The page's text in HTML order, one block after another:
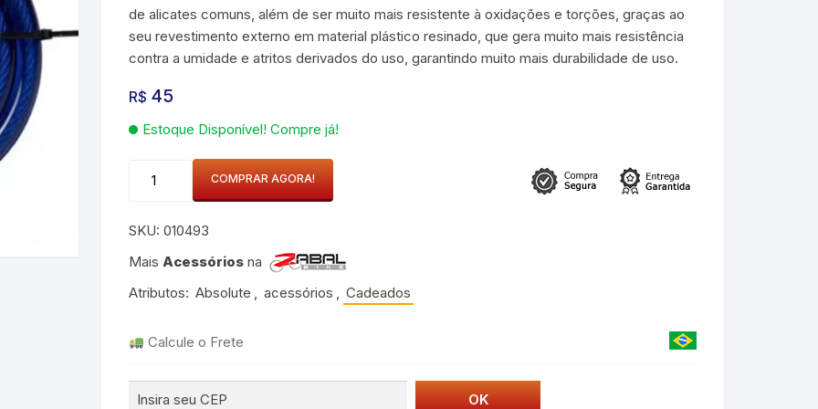
Bicicletas Aro 24 para
Meninas
Bicicletas Aro 20 para
Meninos
17″ ou 18″
19″ ou 20″
21″ ou 22″
50 a 53cm
53 a 56cm
56 a 59cm
26
27.5
e ShortsMochilas de Hidratação
Taco de Pedal
Transportador
Groove
TSW
Shimano
Michelin
de alicates comuns, além de ser muito mais resistente à oxidações e torções, graças ao
seu revestimento externo em material plástico resinado, que gera muito mais resistência
contra a umidade e atritos derivados do uso, garantindo muito mais durabilidade de uso.
R$ 45
Estoque Disponível! Compre já!
Espiral
1,5mx12mm
Absolute
quantidade
COMPRAR AGORA!
SKU: 010493
Mais Acessórios na
Atributos: Absolute , acessórios , Cadeados
Calcule o Frete